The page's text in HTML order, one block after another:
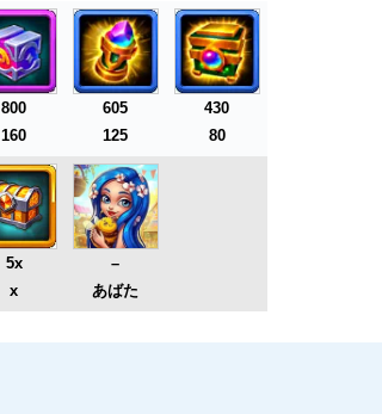
800
160
605
125
430
80
5x
x
–
あばた